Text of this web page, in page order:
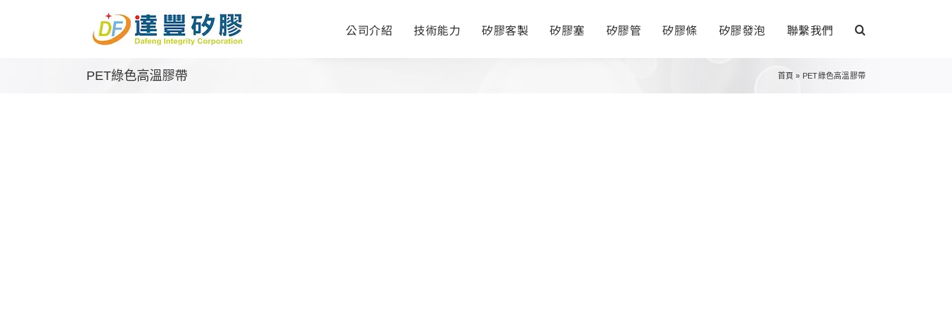
公司介紹 技術能力 矽膠客製 矽膠塞 矽膠管 矽膠條 矽膠發泡 聯繫我們
PET綠色高溫膠帶 首頁 » PET綠色高溫膠帶